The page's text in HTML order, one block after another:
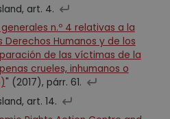
art. 4.
n.º 4 relativas a la
Humanos y de los
de las víctimas de la
crueles, inhumanos o
" (2017), párr. 61.
art. 14.